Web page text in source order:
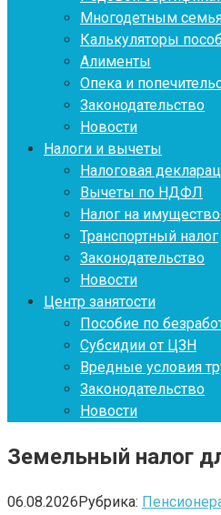
Многодетным
Калькуляторы
Алименты
Опека и
Законодательство
Новости
Налоги и вычеты
Налоговая
Вычеты по НДФЛ
Налог на имущество
Транспортный налог
Законодательство
Новости
Центр занятости
Пособие по
Субсидии от ЦЗН
Вредные условия
Законодательство
Новости
Земельный налог
06.08.2026Рубрика: